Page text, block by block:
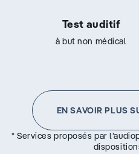
Test auditif
à but non médical
EN SAVOIR PLUS
* Services proposés par